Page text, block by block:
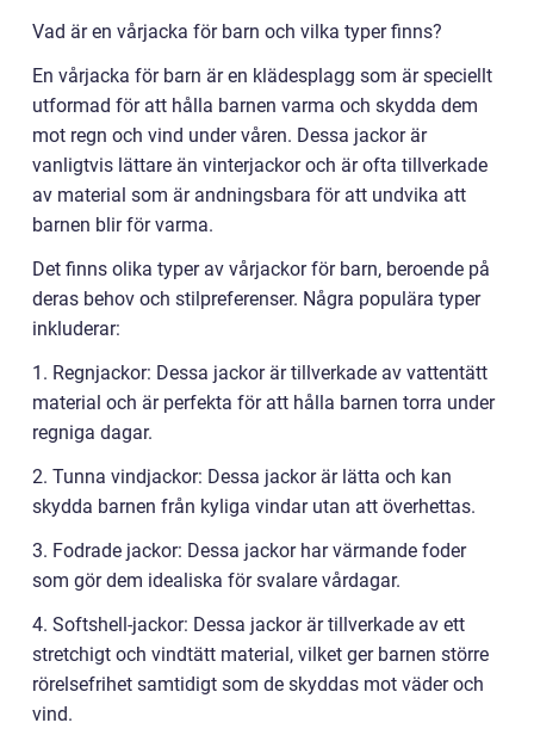
Vad är en vårjacka för barn och vilka typer finns?
En vårjacka för barn är en klädesplagg som är speciellt
utformad för att hålla barnen varma och skydda dem
mot regn och vind under våren. Dessa jackor är
vanligtvis lättare än vinterjackor och är ofta tillverkade
av material som är andningsbara för att undvika att
barnen blir för varma.
Det finns olika typer av vårjackor för barn, beroende på
deras behov och stilpreferenser. Några populära typer
inkluderar:
1. Regnjackor: Dessa jackor är tillverkade av vattentätt
material och är perfekta för att hålla barnen torra under
regniga dagar.
2. Tunna vindjackor: Dessa jackor är lätta och kan
skydda barnen från kyliga vindar utan att överhettas.
3. Fodrade jackor: Dessa jackor har värmande foder
som gör dem idealiska för svalare vårdagar.
4. Softshell-jackor: Dessa jackor är tillverkade av ett
stretchigt och vindtätt material, vilket ger barnen större
rörelsefrihet samtidigt som de skyddas mot väder och
vind.